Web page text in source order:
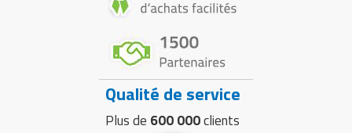
Qualité de service
Plus de 600 000clients